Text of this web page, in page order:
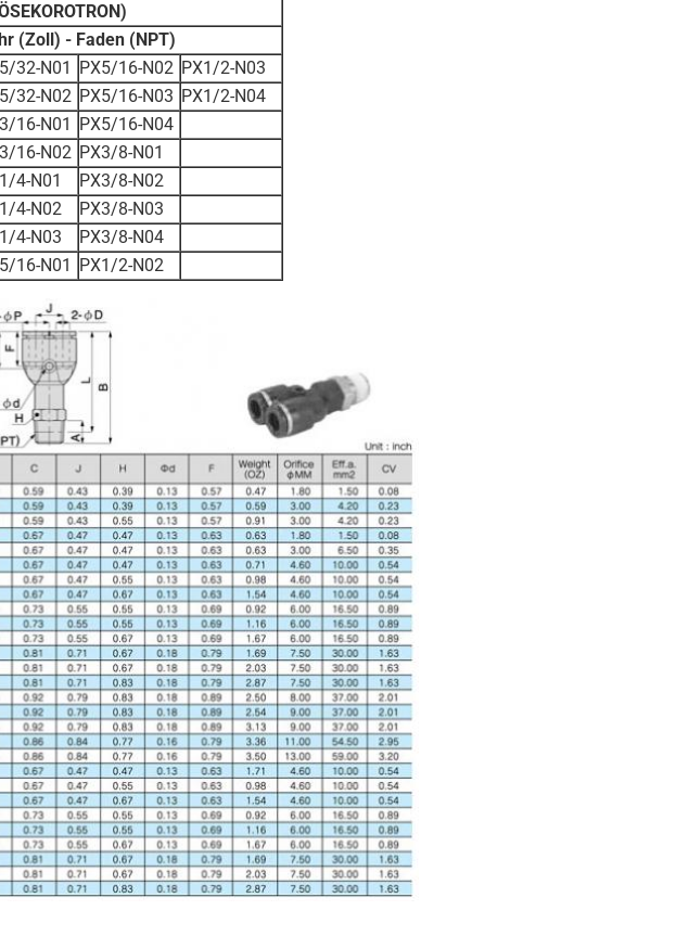
(Zoll) - Faden (NPT)
32-N01 PX5/16-N02 PX1/2-N03
32-N02 PX5/16-N03 PX1/2-N04
16-N01 PX5/16-N04
16-N02 PX3/8-N01
4-N01
PX3/8-N02
4-N02
PX3/8-N03
4-N03
PX3/8-N04
16-N01 PX1/2-N02